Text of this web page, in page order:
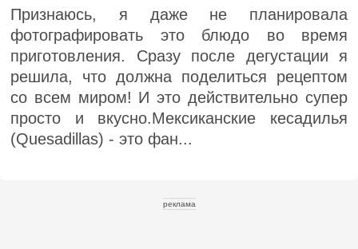
Признаюсь, я даже не планировала
фотографировать это блюдо во время
приготовления. Сразу после дегустации я
решила, что должна поделиться рецептом
со всем миром! И это действительно супер
просто и вкусно.Мексиканские кесадилья
(Quesadillas) - это фан...
реклама